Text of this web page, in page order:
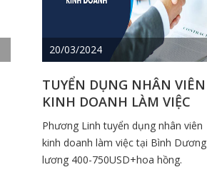
20/03/2024
TUYỂN DỤNG NHÂN VIÊN
KINH DOANH LÀM VIỆC
TẠI BÌNH DƯƠNG
Phương Linh tuyển dụng nhân viên
kinh doanh làm việc tại Bình Dương
lương 400-750USD+hoa hồng.